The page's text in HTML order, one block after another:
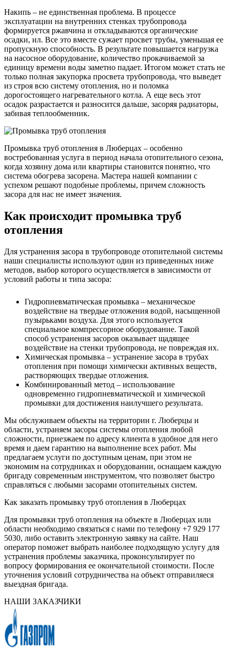
Накипь – не единственная проблема. В процессе
эксплуатации на внутренних стенках трубопровода
формируется ржавчина и откладываются органические
осадки, ил. Все это вместе сужает просвет трубы, уменьшая ее
пропускную способность. В результате повышается нагрузка
на насосное оборудование, количество прокачиваемой за
единицу времени воды заметно падает. Итогом может стать не
только полная закупорка просвета трубопровода, что выведет
из строя всю систему отопления, но и поломка
дорогостоящего нагревательного котла. А еще весь этот
осадок разрастается и разносится дальше, засоряя радиаторы,
забивая теплообменник.
Промывка труб отопления в Люберцах – особенно
востребованная услуга в период начала отопительного сезона,
когда хозяину дома или квартиры становится понятно, что
система обогрева засорена. Мастера нашей компании с
успехом решают подобные проблемы, причем сложность
засора для нас не имеет значения.
Как происходит промывка труб
отопления
Для устранения засора в трубопроводе отопительной системы
наши специалисты используют один из приведенных ниже
методов, выбор которого осуществляется в зависимости от
условий работы и типа засора:
Гидропневматическая промывка – механическое
воздействие на твердые отложения водой, насыщенной
пузырьками воздуха. Для этого используется
специальное компрессорное оборудование. Такой
способ устранения засоров оказывает щадящее
воздействие на стенки трубопровода, не повреждая их.
Химическая промывка – устранение засора в трубах
отопления при помощи химически активных веществ,
растворяющих твердые отложения.
Комбинированный метод – использование
одновременно гидропневматической и химической
промывки для достижения наилучшего результата.
Мы обслуживаем объекты на территории г. Люберцы и
области, устраняем засоры системы отопления любой
сложности, приезжаем по адресу клиента в удобное для него
время и даем гарантию на выполнение всех работ. Мы
предлагаем услуги по доступным ценам, при этом не
экономим на сотрудниках и оборудовании, оснащаем каждую
бригаду современным инструментом, что позволяет быстро
справляться с любыми засорами отопительных систем.
Как заказать промывку труб отопления в Люберцах
Для промывки труб отопления на объекте в Люберцах или
области необходимо связаться с нами по телефону +7 929 177
5030, либо оставить электронную заявку на сайте. Наш
оператор поможет выбрать наиболее подходящую услугу для
устранения проблемы заказчика, проконсультирует по
вопросу формирования ее окончательной стоимости. После
уточнения условий сотрудничества на объект отправиляеся
выездная бригада.
НАШИ ЗАКАЗЧИКИ